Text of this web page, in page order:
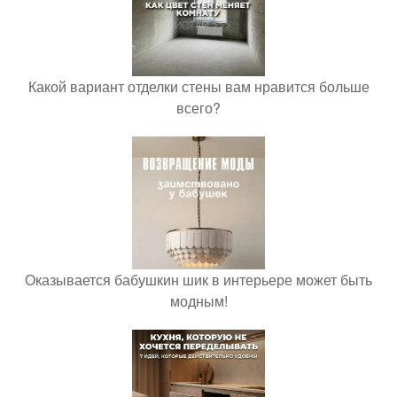
Какой вариант отделки стены вам нравится больше
всего?
Оказывается бабушкин шик в интерьере может быть
модным!